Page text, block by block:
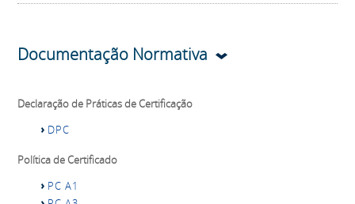
Documentação Normativa
Declaração de Práticas de Certificação
DPC
Política de Certificado
PC A1